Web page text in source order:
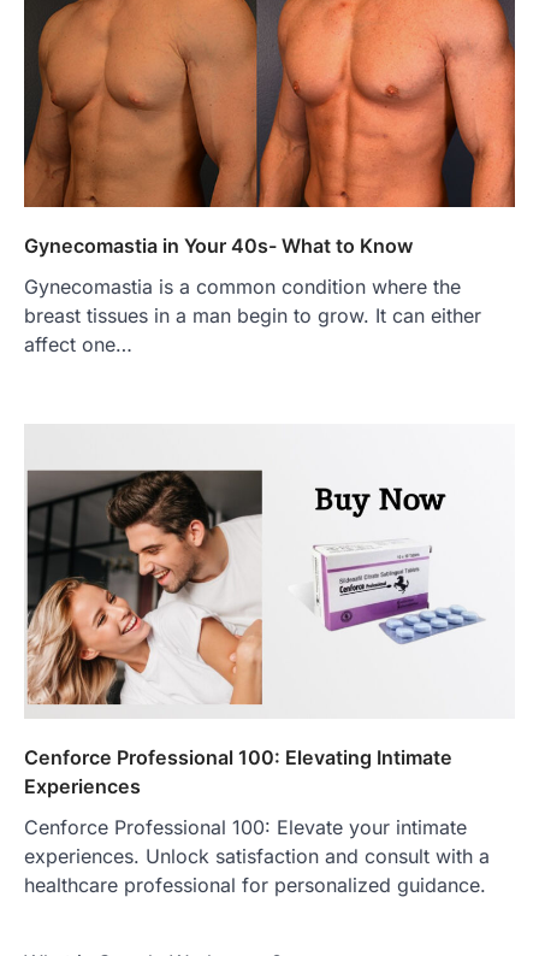
Gynecomastia in Your 40s- What to Know
Gynecomastia is a common condition where the
breast tissues in a man begin to grow. It can either
affect one…
Cenforce Professional 100: Elevating Intimate
Experiences
Cenforce Professional 100: Elevate your intimate
experiences. Unlock satisfaction and consult with a
healthcare professional for personalized guidance.